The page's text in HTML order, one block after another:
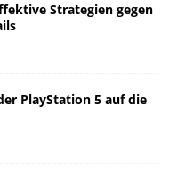
Strategien gegen
PlayStation 5 auf die